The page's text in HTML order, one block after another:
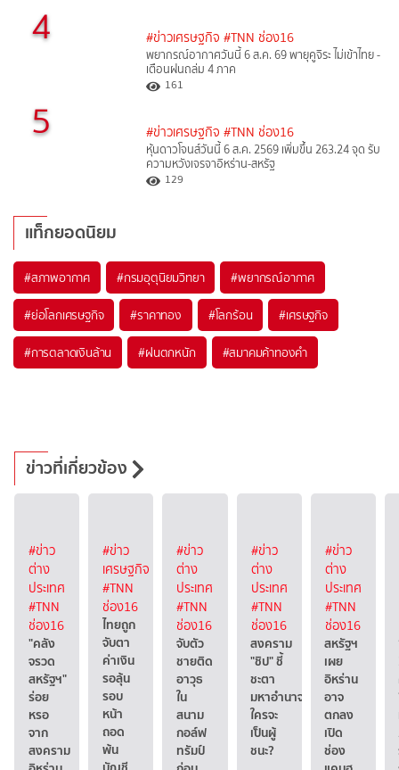
4 #ข่าวเศรษฐกิจ #TNN ช่อง16
พยากรณ์อากาศวันนี้ 6 ส.ค. 69 พายุคูจิระ ไม่เข้าไทย -
เตือนฝนถล่ม 4 ภาค
161
5 #ข่าวเศรษฐกิจ #TNN ช่อง16
หุ้นดาวโจนส์วันนี้ 6 ส.ค. 2569 เพิ่มขึ้น 263.24 จุด รับ
ความหวังเจรจาอิหร่าน-สหรัฐ
129
แท็กยอดนิยม
#สภาพอากาศ #กรมอุตุนิยมวิทยา #พยากรณ์อากาศ
#ย่อโลกเศรษฐกิจ #ราคาทอง #โลกร้อน #เศรษฐกิจ
#การตลาดเงินล้าน #ฝนตกหนัก #สมาคมค้าทองคำ
ข่าวที่เกี่ยวข้อง
#ข่าว
ต่าง
ประเทศ
#TNN
ช่อง16
"คลัง
จรวด
สหรัฐฯ"
ร่อย
หรอ
จาก
สงคราม
#ข่าว
เศรษฐกิจ
#TNN
ช่อง16
ไทยถูก
จับตา
ค่าเงิน
รอลุ้น
รอบ
หน้า
ถอด
พ้น
#ข่าว
ต่าง
ประเทศ
#TNN
ช่อง16
จับตัว
ชายติด
อาวุธ
ใน
สนาม
กอล์ฟ
ทรัมป์
#ข่าว
ต่าง
ประเทศ
#TNN
ช่อง16
สงคราม
"ชิป" ชี้
ชะตา
มหาอำนาจ
ใครจะ
เป็นผู้
ชนะ?
#ข่าว
ต่าง
ประเทศ
#TNN
ช่อง16
สหรัฐฯ
เผย
อิหร่าน
อาจ
ตกลง
เปิด
ช่อง